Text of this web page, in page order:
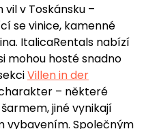
v Toskánsku –
se vinice, kamenné
ItalicaRentals nabízí
mohou hosté snadno
Villen in der
– některé
jiné vynikají
vybavením. Společným